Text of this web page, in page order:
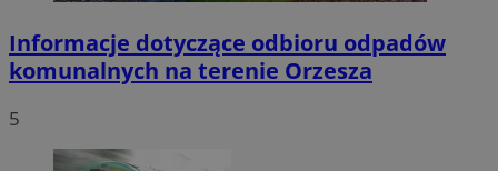
Informacje dotyczące odbioru odpadów
komunalnych na terenie Orzesza
5